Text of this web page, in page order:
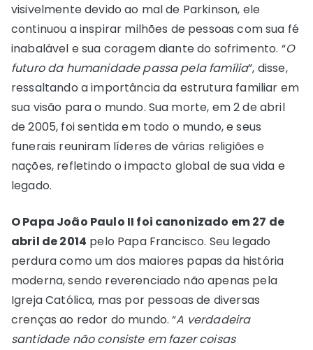
visivelmente devido ao mal de Parkinson, ele
continuou a inspirar milhões de pessoas com sua fé
inabalável e sua coragem diante do sofrimento. “O
futuro da humanidade passa pela família”, disse,
ressaltando a importância da estrutura familiar em
sua visão para o mundo. Sua morte, em 2 de abril
de 2005, foi sentida em todo o mundo, e seus
funerais reuniram líderes de várias religiões e
nações, refletindo o impacto global de sua vida e
legado.
O Papa João Paulo II foi canonizado em 27 de
abril de 2014 pelo Papa Francisco. Seu legado
perdura como um dos maiores papas da história
moderna, sendo reverenciado não apenas pela
Igreja Católica, mas por pessoas de diversas
crenças ao redor do mundo. “A verdadeira
santidade não consiste em fazer coisas